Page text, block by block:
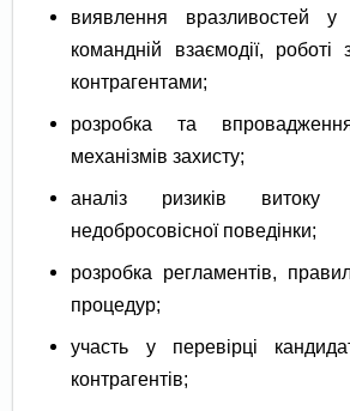
виявлення вразливостей у
командній взаємодії,
контрагентами;
розробка та
механізмів захисту;
аналіз ризиків витоку
недобросовісної поведінки;
розробка регламентів,
процедур;
участь у перевірці
контрагентів;